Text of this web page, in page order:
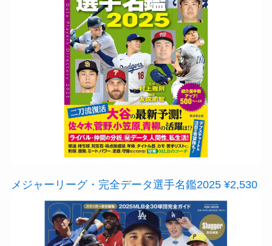
メジャーリーグ・完全データ選手名鑑2025 ¥2,530